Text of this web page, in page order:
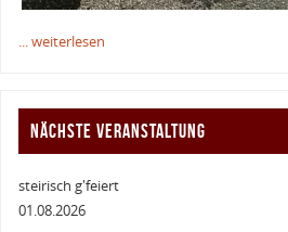
... weiterlesen
NÄCHSTE VERANSTALTUNG
steirisch g'feiert
01.08.2026